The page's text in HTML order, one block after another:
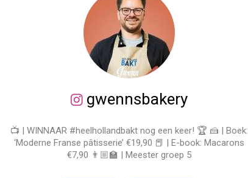
gwennsbakery
📺 | WINNAAR #heelhollandbakt nog een keer! 🏆 🍰 | Boek:
‘Moderne Franse pâtisserie’ €19,90 📕 | E-book: Macarons
€7,90 👨🏼‍🏫 | Meester groep 5